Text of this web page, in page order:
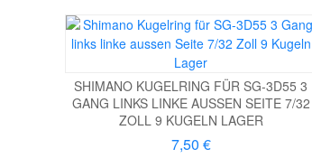
SHIMANO KUGELRING FÜR SG-3D55 3
GANG LINKS LINKE AUSSEN SEITE 7/32
ZOLL 9 KUGELN LAGER
7,50 €